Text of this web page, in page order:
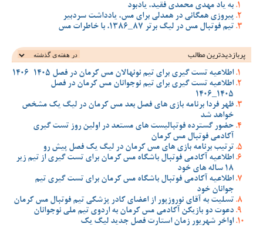
به یاد مهدی محمدی فقید، یادبود
پیروزی همگانی در همدلی برای مس، یادداشت سردبیر
تیم فوتبال مس در لیگ برتر 87_1386، با خاطرات مس
پربازدیدترین‌ مطالب
اطلاعیه تست گیری برای تیم نونهالان مس کرمان در فصل 1405-1406
اطلاعیه تست گیری برای تیم نوجوانان مس کرمان در فصل
1405_1406
ظهر فردا برنامه بازی های فصل بعد مس کرمان در لیگ یک مشخص
خواهد شد
حضور گسترده فوتبالیست های مستعد در اولین روز تست گیری
آکادمی فوتبال مس کرمان
ترتیب برنامه بازی های مس کرمان در لیگ یک فصل پیش رو
اطلاعیه آکادمی فوتبال باشگاه مس کرمان برای تست گیری از تیم زیر
18 ساله های خود
اطلاعیه آکادمی فوتبال باشگاه مس کرمان برای تست گیری تیم
جوانان خود
تسلیت به آقای نوروزپور از اعضای کادر پزشکی تیم فوتبال مس کرمان
دعوت دو بازیکن آکادمی مس کرمان به اردوی تیم ملی نوجوانان
اواخر شهریور زمان استارت فصل جدید لیگ یک